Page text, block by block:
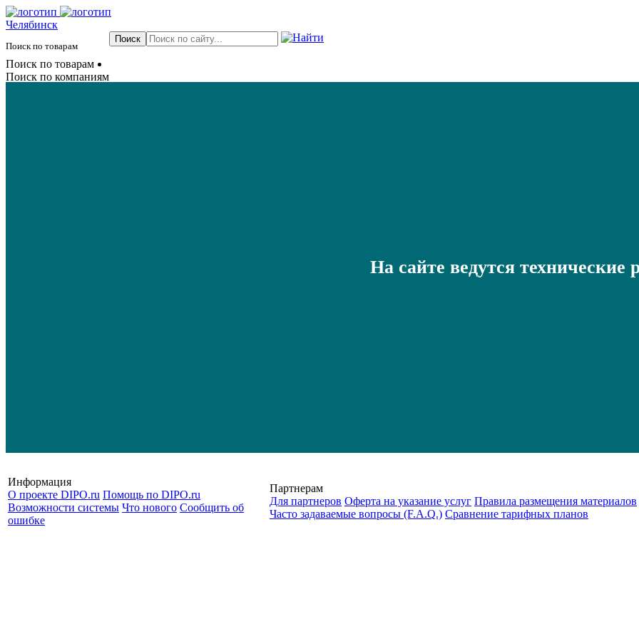
Челябинск
Поиск по товарам
Поиск по товарам
Поиск по компаниям
На сайте ведутся технические
Информация
О проекте DIPO.ru Помощь по DIPO.ru
Возможности системы Что нового Сообщить об
ошибке
Партнерам
Для партнеров Оферта на указание услуг Правила размещения материалов
Часто задаваемые вопросы (F.A.Q.) Cравнение тарифных планов